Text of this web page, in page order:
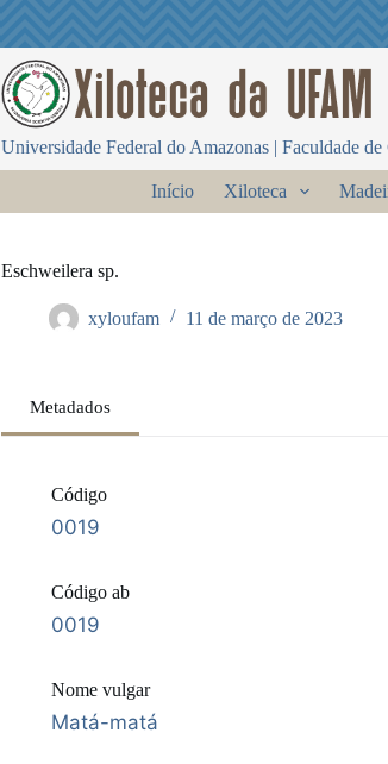
Universidade Federal do Amazonas | Faculdade
Início Xiloteca
Eschweilera sp.
xyloufam 11 de março de 2023
Metadados
Código
0019
Código ab
0019
Nome vulgar
Matá-matá